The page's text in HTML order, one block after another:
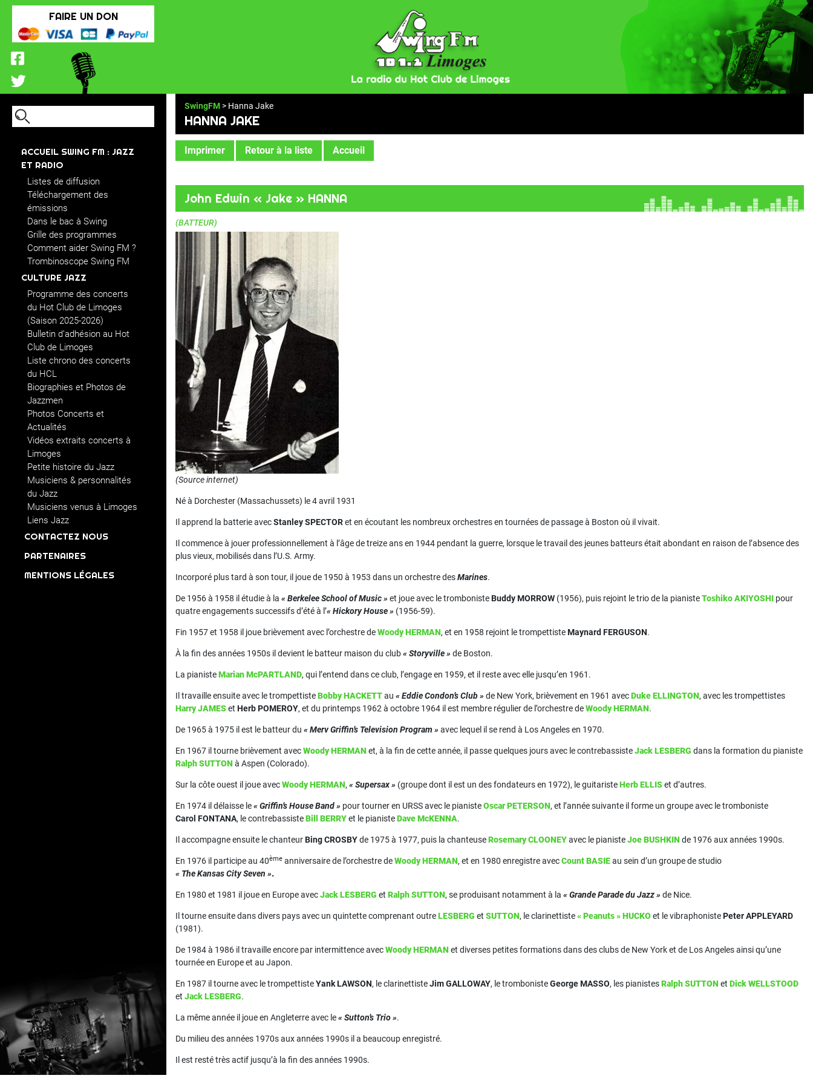
FAIRE UN DON
ACCUEIL SWING FM : JAZZ
ET RADIO
Listes de diffusion
Téléchargement des
émissions
Dans le bac à Swing
Grille des programmes
Comment aider Swing FM ?
Trombinoscope Swing FM
CULTURE JAZZ
Programme des concerts
du Hot Club de Limoges
(Saison 2025-2026)
Bulletin d’adhésion au Hot
Club de Limoges
Liste chrono des concerts
du HCL
Biographies et Photos de
Jazzmen
Photos Concerts et
Actualités
Vidéos extraits concerts à
Limoges
Petite histoire du Jazz
Musiciens & personnalités
du Jazz
Musiciens venus à Limoges
Liens Jazz
CONTACTEZ NOUS
PARTENAIRES
MENTIONS LÉGALES
SwingFM > Hanna Jake
HANNA JAKE
Imprimer Retour à la liste Accueil
John Edwin « Jake » HANNA
(BATTEUR)
(Source internet)
Né à Dorchester (Massachussets) le 4 avril 1931
Il apprend la batterie avecStanley SPECTORet en écoutant les nombreux orchestres en tournées de passage à Boston où il vivait.
Il commence à jouer professionnellement à l’âge de treize ans en 1944 pendant la guerre, lorsque le travail des jeunes batteurs était abondant en raison de l’absence des
plus vieux, mobilisés dans l’U.S. Army.
Incorporé plus tard à son tour, il joue de 1950 à 1953 dans un orchestre desMarines.
De 1956 à 1958 il étudie à la « Berkelee School of Music » et joue avec le trombonisteBuddy MORROW (1956), puis rejoint le trio de la pianisteToshiko AKIYOSHI pour
quatre engagements successifs d’été à l’« Hickory House » (1956-59).
Fin 1957 et 1958 il joue brièvement avec l’orchestre deWoody HERMAN, et en 1958 rejoint le trompettisteMaynard FERGUSON.
À la fin des années 1950s il devient le batteur maison du club« Storyville » de Boston.
La pianisteMarian McPARTLAND, qui l’entend dans ce club, l’engage en 1959, et il reste avec elle jusqu’en 1961.
Il travaille ensuite avec le trompettisteBobby HACKETTau « Eddie Condon’s Club » de New York, brièvement en 1961 avecDuke ELLINGTON, avec les trompettistes
Harry JAMESet Herb POMEROY, et du printemps 1962 à octobre 1964 il est membre régulier de l’orchestre deWoody HERMAN.
De 1965 à 1975 il est le batteur du « Merv Griffin’s Television Program » avec lequel il se rend à Los Angeles en 1970.
En 1967 il tourne brièvement avecWoody HERMAN et, à la fin de cette année, il passe quelques jours avec le contrebassisteJack LESBERG dans la formation du pianiste
Ralph SUTTON à Aspen (Colorado).
Sur la côte ouest il joue avecWoody HERMAN, « Supersax » (groupe dont il est un des fondateurs en 1972), le guitaristeHerb ELLISet d’autres.
En 1974 il délaisse le« Griffin’s House Band » pour tourner en URSS avec le pianisteOscar PETERSON, et l’année suivante il forme un groupe avec le tromboniste
Carol FONTANA, le contrebassisteBill BERRYet le pianisteDave McKENNA.
Il accompagne ensuite le chanteurBing CROSBYde 1975 à 1977, puis la chanteuseRosemary CLOONEYavec le pianisteJoe BUSHKIN de 1976 aux années 1990s.
En 1976 il participe au 40ème anniversaire de l’orchestre deWoody HERMAN, et en 1980 enregistre avecCount BASIEau sein d’un groupe de studio
« The Kansas City Seven ».
En 1980 et 1981 il joue en Europe avecJack LESBERG et Ralph SUTTON, se produisant notamment à la « Grande Parade du Jazz » de Nice.
Il tourne ensuite dans divers pays avec un quintette comprenant outreLESBERG et SUTTON, le clarinettiste« Peanuts » HUCKOet le vibraphonistePeter APPLEYARD
(1981).
De 1984 à 1986 il travaille encore par intermittence avecWoody HERMAN et diverses petites formations dans des clubs de New York et de Los Angeles ainsi qu’une
tournée en Europe et au Japon.
En 1987 il tourne avec le trompettisteYank LAWSON, le clarinettisteJim GALLOWAY, le trombonisteGeorge MASSO, les pianistesRalph SUTTON et Dick WELLSTOOD
et Jack LESBERG.
La même année il joue en Angleterre avec le« Sutton’s Trio ».
Du milieu des années 1970s aux années 1990s il a beaucoup enregistré.
Il est resté très actif jusqu’à la fin des années 1990s.